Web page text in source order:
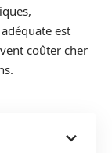
est
coûter cher